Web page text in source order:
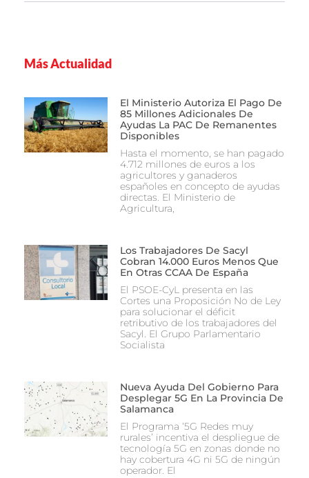
Más Actualidad
El Ministerio Autoriza El Pago De
85 Millones Adicionales De
Ayudas La PAC De Remanentes
Disponibles
Hasta el momento, se han pagado
4.712 millones de euros a los
agricultores y ganaderos
españoles en concepto de ayudas
directas. El Ministerio de
Agricultura,
Los Trabajadores De Sacyl
Cobran 14.000 Euros Menos Que
En Otras CCAA De España
El PSOE-CyL presenta en las
Cortes una Proposición No de Ley
para solucionar el déficit
retributivo de los trabajadores del
Sacyl. El Grupo Parlamentario
Socialista
Nueva Ayuda Del Gobierno Para
Desplegar 5G En La Provincia De
Salamanca
El Programa ‘5G Redes muy
rurales’ incentiva el despliegue de
tecnología 5G en zonas donde no
hay cobertura 4G ni 5G de ningún
operador. El